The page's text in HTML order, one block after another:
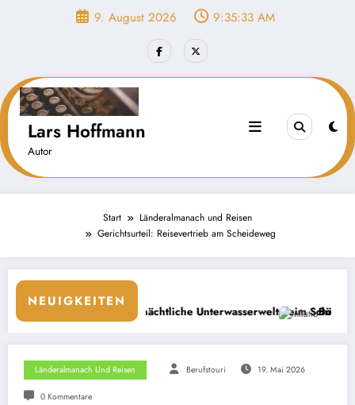
9. August 2026 9:35:34 AM
Lars Hoffmann
Autor
Start
Länderalmanach und Reisen
Gerichtsurteil: Reisevertrieb am Scheideweg
NEUIGKEITEN
Die nächtliche Unterwasserwelt beim Schnorcheln entdecken
Börse: Steigt die Inflation
Länderalmanach Und Reisen Berufstouri 19. Mai 2026
0 Kommentare